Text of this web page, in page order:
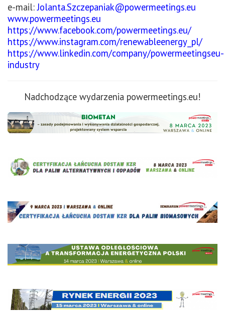
e-mail:Jolanta.Szczepaniak@powermeetings.eu
www.powermeetings.eu
https://www.facebook.com/powermeetings.eu/
https://www.instagram.com/renewableenergy_pl/
https://www.linkedin.com/company/powermeetingseu-
industry
Nadchodzące wydarzenia powermeetings.eu!